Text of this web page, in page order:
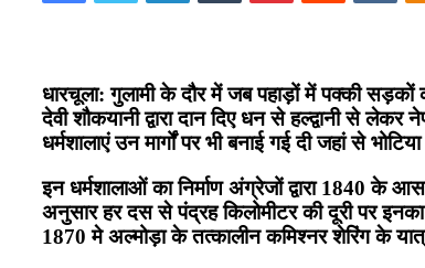
धारचूला: गुलामी के दौर में जब पहाड़ों में पक्की सड़कों
देवी शौकयानी द्वारा दान दिए धन से हल्द्वानी से
धर्मशालाएं उन मार्गों पर भी बनाई गई दी जहां से
इन धर्मशालाओं का निर्माण अंग्रेजों द्वारा 1840 के
अनुसार हर दस से पंद्रह किलोमीटर की दूरी पर
1870 मे अल्मोड़ा के तत्कालीन कमिश्नर शेरिंग के